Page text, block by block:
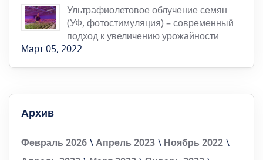
Ультрафиолетовое облучение семян
(УФ, фотостимуляция) – современный
подход к увеличению урожайности
Март 05, 2022
Архив
Февраль 2026 Апрель 2023
Ноябрь 2022